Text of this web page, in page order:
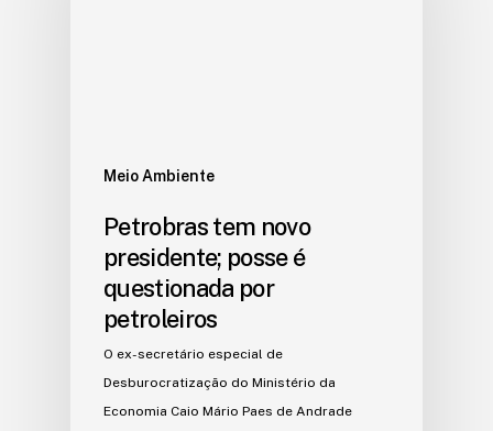
Meio Ambiente
Petrobras tem novo
presidente; posse é
questionada por
petroleiros
O ex-secretário especial de
Desburocratização do Ministério da
Economia Caio Mário Paes de Andrade